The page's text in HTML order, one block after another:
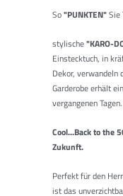
So"PUNKTEN"Sie
stylische"KARO-
Einstecktuch, in
Dekor, verwandeln
Garderobe erhält
vergangenen Tagen.
Cool...Back to the
Zukunft.
Perfekt für den
ist das